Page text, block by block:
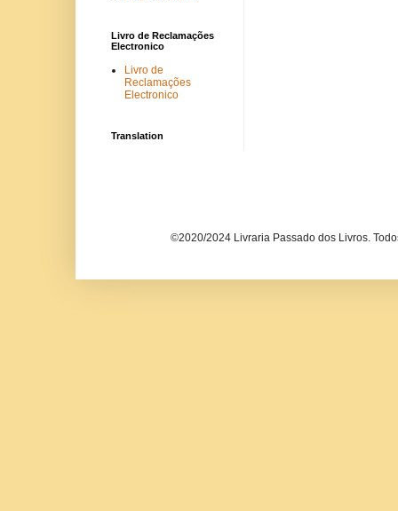
Livro de Reclamações
Electronico
Livro de
Reclamações
Electronico
Translation
©2020/2024 Livraria Passado dos Livros.